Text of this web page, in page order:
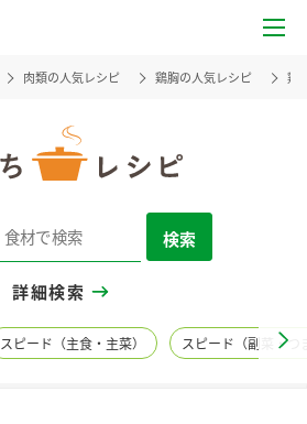
肉類の人気レシピ 鶏胸の人気レシピ 鶏
検索
詳細検索
スピード（主食・主菜） スピード（副菜・つ